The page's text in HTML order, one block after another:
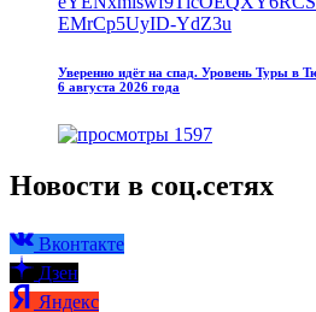
Уверенно идёт на спад. Уровень Туры в
6 августа 2026 года
1597
Новости в соц.сетях
Вконтакте
Дзен
Яндекс